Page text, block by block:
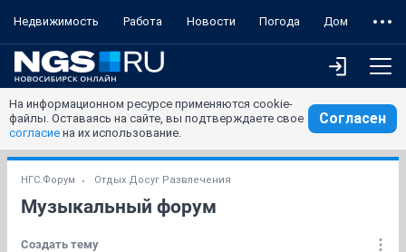
Недвижимость Работа Новости Погода Дом
На информационном ресурсе применяются cookie-
файлы. Оставаясь на сайте, вы подтверждаете свое
согласие на их использование.
Согласен
НГС.Форум Отдых Досуг Развлечения
Музыкальный форум
Создать тему